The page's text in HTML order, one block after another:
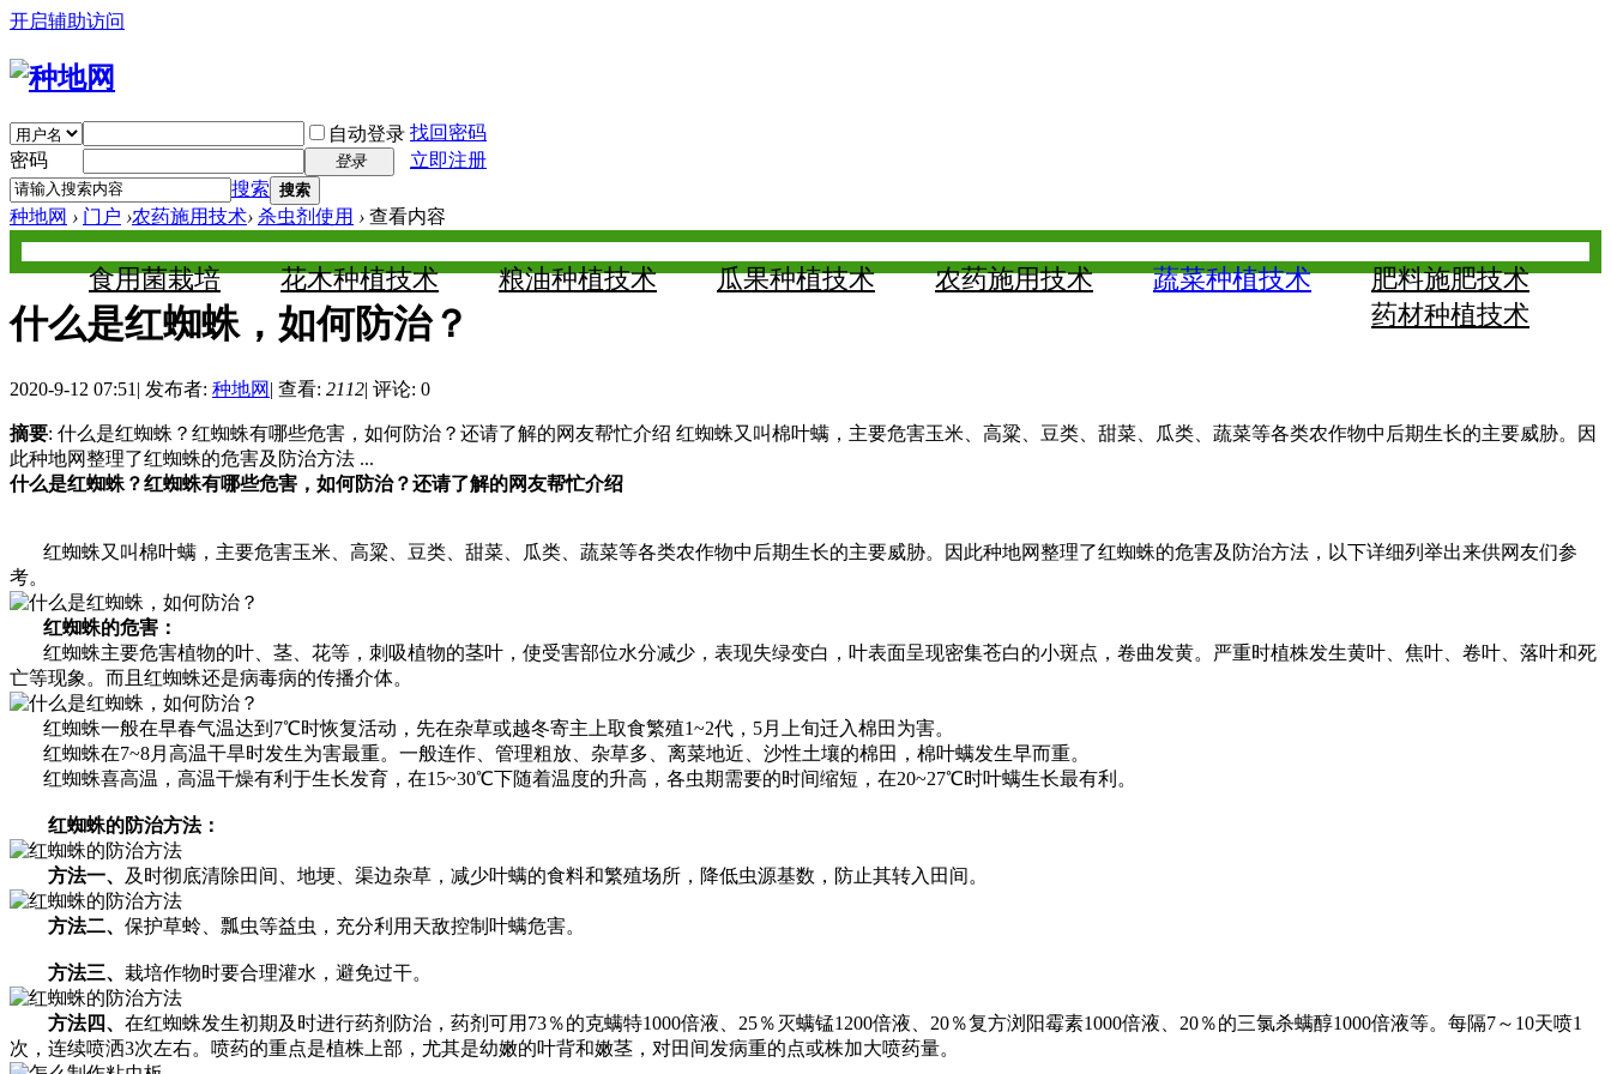
开启辅助访问
自动登录 找回密码
密码
登录
立即注册
搜索 搜索
种地网 › 门户 ›农药施用技术› 杀虫剂使用 › 查看内容
肥料施肥技术
蔬菜种植技术
农药施用技术
瓜果种植技术
粮油种植技术
花木种植技术
食用菌栽培
药材种植技术
什么是红蜘蛛，如何防治？
2020-9-12 07:51 | 发布者: 种地网 | 查看: 2112| 评论: 0
摘要: 什么是红蜘蛛？红蜘蛛有哪些危害，如何防治？还请了解的网友帮忙介绍 红蜘蛛又叫棉叶螨，主要危害玉米、高粱、豆类、甜菜、瓜类、蔬菜等各类农作物中后期生长的主要威胁。因
此种地网整理了红蜘蛛的危害及防治方法 ...
什么是红蜘蛛？红蜘蛛有哪些危害，如何防治？还请了解的网友帮忙介绍
红蜘蛛又叫棉叶螨，主要危害玉米、高粱、豆类、甜菜、瓜类、蔬菜等各类农作物中后期生长的主要威胁。因此种地网整理了红蜘蛛的危害及防治方法，以下详细列举出来供网友们参
考。
红蜘蛛的危害：
红蜘蛛主要危害植物的叶、茎、花等，刺吸植物的茎叶，使受害部位水分减少，表现失绿变白，叶表面呈现密集苍白的小斑点，卷曲发黄。严重时植株发生黄叶、焦叶、卷叶、落叶和死
亡等现象。而且红蜘蛛还是病毒病的传播介体。
红蜘蛛一般在早春气温达到7℃时恢复活动，先在杂草或越冬寄主上取食繁殖1~2代，5月上旬迁入棉田为害。
红蜘蛛在7~8月高温干旱时发生为害最重。一般连作、管理粗放、杂草多、离菜地近、沙性土壤的棉田，棉叶螨发生早而重。
红蜘蛛喜高温，高温干燥有利于生长发育，在15~30℃下随着温度的升高，各虫期需要的时间缩短，在20~27℃时叶螨生长最有利。
红蜘蛛的防治方法：
方法一、 及时彻底清除田间、地埂、渠边杂草，减少叶螨的食料和繁殖场所，降低虫源基数，防止其转入田间。
方法二、 保护草蛉、瓢虫等益虫，充分利用天敌控制叶螨危害。
方法三、 栽培作物时要合理灌水，避免过干。
方法四、 在红蜘蛛发生初期及时进行药剂防治，药剂可用73％的克螨特1000倍液、25％灭螨锰1200倍液、20％复方浏阳霉素1000倍液、20％的三氯杀螨醇1000倍液等。每隔7～10天喷1
次，连续喷洒3次左右。喷药的重点是植株上部，尤其是幼嫩的叶背和嫩茎，对田间发病重的点或株加大喷药量。